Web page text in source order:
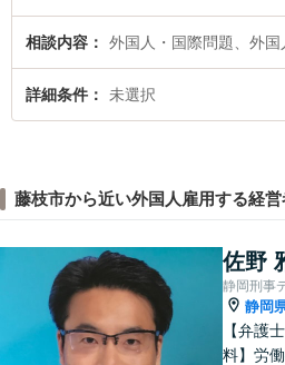
相談内容
詳細条件 未選択
藤枝市から近い外国人雇用する経
佐野
静岡刑事
静岡
【弁護
料】労